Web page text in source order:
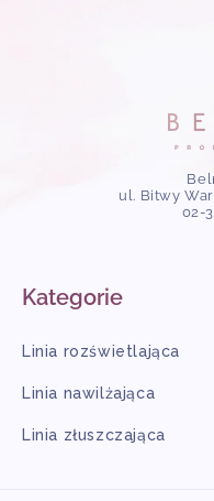
ul. Bitwy
02-
Kategorie
Linia rozświetlająca
Linia nawilżająca
Linia złuszczająca